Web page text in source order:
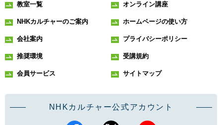
教室一覧 オンライン講座
NHKカルチャーのご案内 ホームページの使い方
会社案内 プライバシーポリシー
推奨環境 受講規約
会員サービス サイトマップ
NHKカルチャー公式アカウント